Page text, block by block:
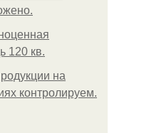
120 кв.
на
контролируем.